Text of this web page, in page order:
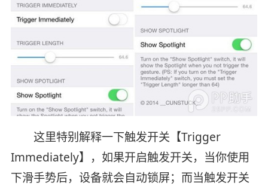
这里特别解释一下触发开关【Trigger
Immediately】，如果开启触发开关，当你使用
下滑手势后，设备就会自动锁屏；而当触发开关